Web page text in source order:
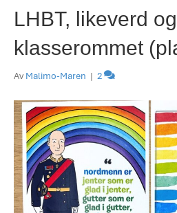
LHBT, likeverd
klasserommet
Av Malimo-Maren | 2